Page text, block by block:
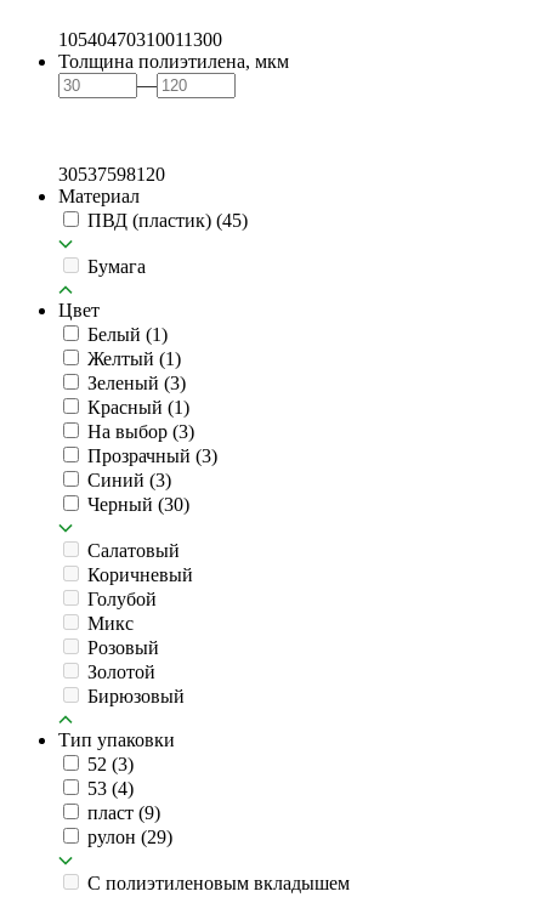
10540470310011300
Толщина полиэтилена, мкм
—
30537598120
Материал
ПВД (пластик) (45)
Бумага
Цвет
Белый (1)
Желтый (1)
Зеленый (3)
Красный (1)
На выбор (3)
Прозрачный (3)
Синий (3)
Черный (30)
Салатовый
Коричневый
Голубой
Микс
Розовый
Золотой
Бирюзовый
Тип упаковки
52 (3)
53 (4)
пласт (9)
рулон (29)
C полиэтиленовым вкладышем